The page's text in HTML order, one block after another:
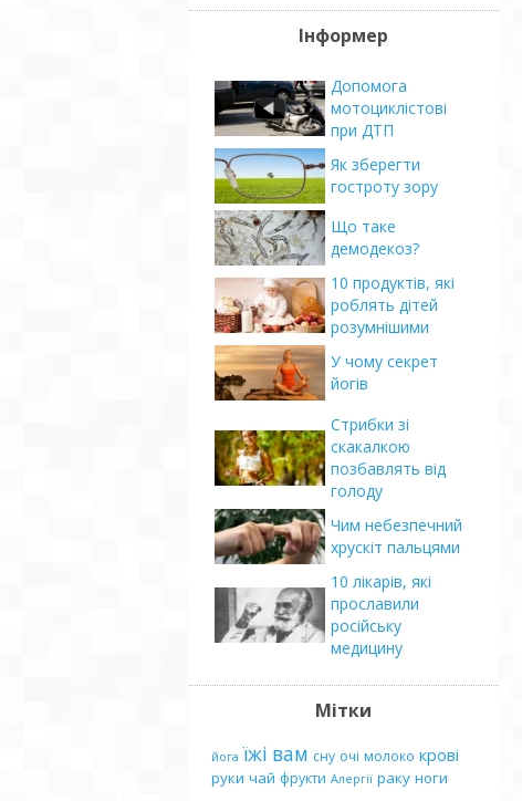
Інформер
Допомога
мотоциклістові
при ДТП
Як зберегти
гостроту зору
Що таке
демодекоз?
10 продуктів, які
роблять дітей
розумнішими
У чому секрет
йогів
Стрибки зі
скакалкою
позбавлять від
голоду
Чим небезпечний
хрускіт пальцями
10 лікарів, які
прославили
російську
медицину
Мітки
йога їжі вам сну очі молоко крові
руки чай фрукти Алергії раку ноги